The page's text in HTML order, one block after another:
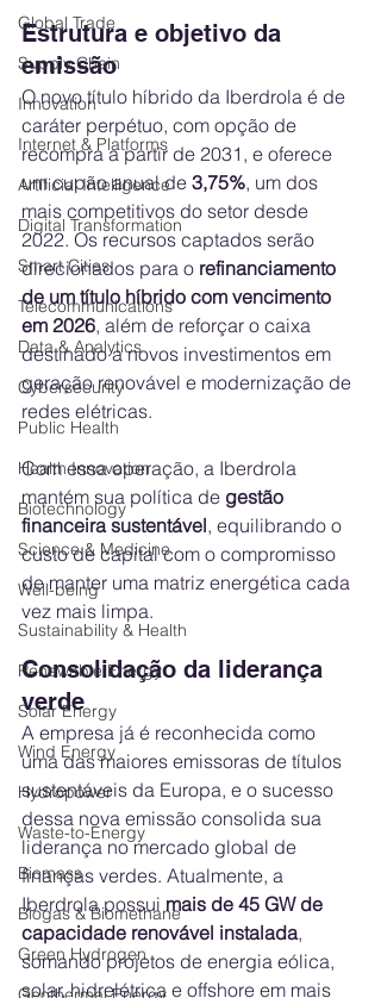
Global Trade
Supply Chain
Innovation
Internet & Platforms
Artificial Intelligence
Digital Transformation
Smart Cities
Telecommunications
Data & Analytics
Cybersecurity
Public Health
Health Innovation
Biotechnology
Science & Medicine
Well-being
Sustainability & Health
Renewable Energy
Solar Energy
Wind Energy
Hydropower
Waste-to-Energy
Biomass
Biogas & Biomethane
Green Hydrogen
Estrutura e objetivo da
emissão
O novo título híbrido da Iberdrola é de
caráter perpétuo, com opção de
recompra a partir de 2031, e oferece
um cupão anual de 3,75%, um dos
mais competitivos do setor desde
2022. Os recursos captados serão
direcionados para o refinanciamento
de um título híbrido com vencimento
em 2026, além de reforçar o caixa
destinado a novos investimentos em
geração renovável e modernização de
redes elétricas.
Com essa operação, a Iberdrola
mantém sua política de gestão
financeira sustentável, equilibrando o
custo de capital com o compromisso
de manter uma matriz energética cada
vez mais limpa.
Consolidação da liderança
verde
A empresa já é reconhecida como
uma das maiores emissoras de títulos
sustentáveis da Europa, e o sucesso
dessa nova emissão consolida sua
liderança no mercado global de
finanças verdes. Atualmente, a
Iberdrola possui mais de 45 GW de
capacidade renovável instalada,
somando projetos de energia eólica,
solar, hidrelétrica e offshore em mais